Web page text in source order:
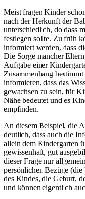
Meist fragen Kinder
nach der Herkunft der
unterschiedlich, do dass
festlegen sollte. Zu früh
informiert werden, dass
Die Sorge mancher
Aufgabe einer
Zusammenhang
informieren, dass das
gewachsen zu sein, für
Nähe bedeutet und es
empfinden.
An diesem Beispiel, die
deutlich, dass auch die
allein dem Kindergarten
gewissenhaft, gut
dieser Frage nur
persönlichen Bezüge
des Kindes, die Geburt,
und können eigentlich